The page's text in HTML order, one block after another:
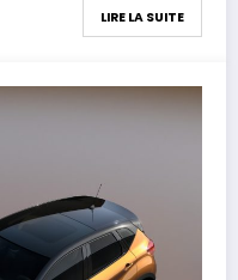
LIRE LA SUITE